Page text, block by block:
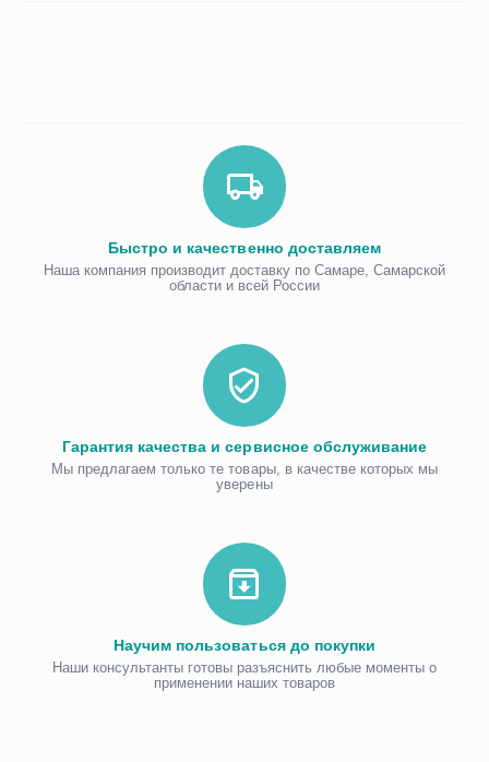
Быстро и качественно доставляем
Наша компания производит доставку по Самаре, Самарской
области и всей России
Гарантия качества и сервисное обслуживание
Мы предлагаем только те товары, в качестве которых мы
уверены
Научим пользоваться до покупки
Наши консультанты готовы разъяснить любые моменты о
применении наших товаров